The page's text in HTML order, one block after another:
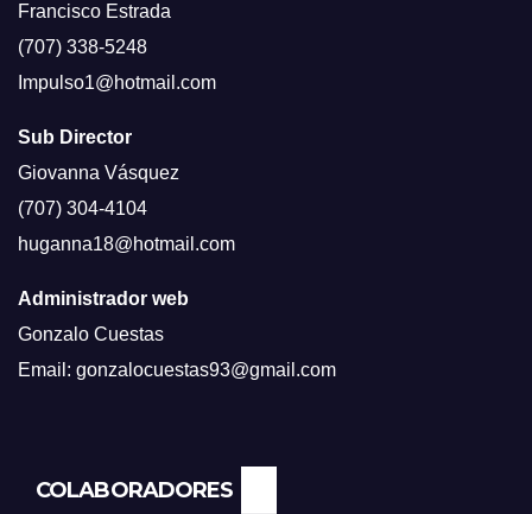
Francisco Estrada
(707) 338-5248
Impulso1@hotmail.com
Sub Director
Giovanna Vásquez
(707) 304-4104
huganna18@hotmail.com
Administrador web
Gonzalo Cuestas
Email: gonzalocuestas93@gmail.com
COLABORADORES